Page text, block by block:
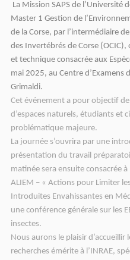
La Mission SAPS de l’Université
Master 1 Gestion de
de la Corse, par l’intermédiaire
des Invertébrés de Corse (OCIC),
et technique consacrée aux
mai 2025, au Centre d’Examens
Grimaldi.
Cet événement a pour objectif
d’espaces naturels, étudiants et
problématique majeure.
La journée s’ouvrira par une
présentation du travail
matinée sera ensuite consacrée
ALIEM – « Actions pour Limiter
Introduites Envahissantes en
une conférence générale sur les
insectes.
Nous aurons le plaisir
recherches émérite à l’INRAE,